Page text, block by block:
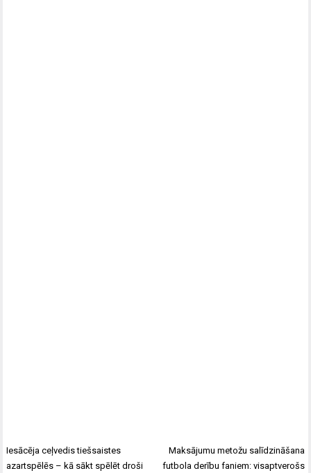
Iesācēja ceļvedis tiešsaistes
azartspēlēs – kā sākt spēlēt droši
Maksājumu metožu salīdzināšana
futbola derību faniem: visaptverošs